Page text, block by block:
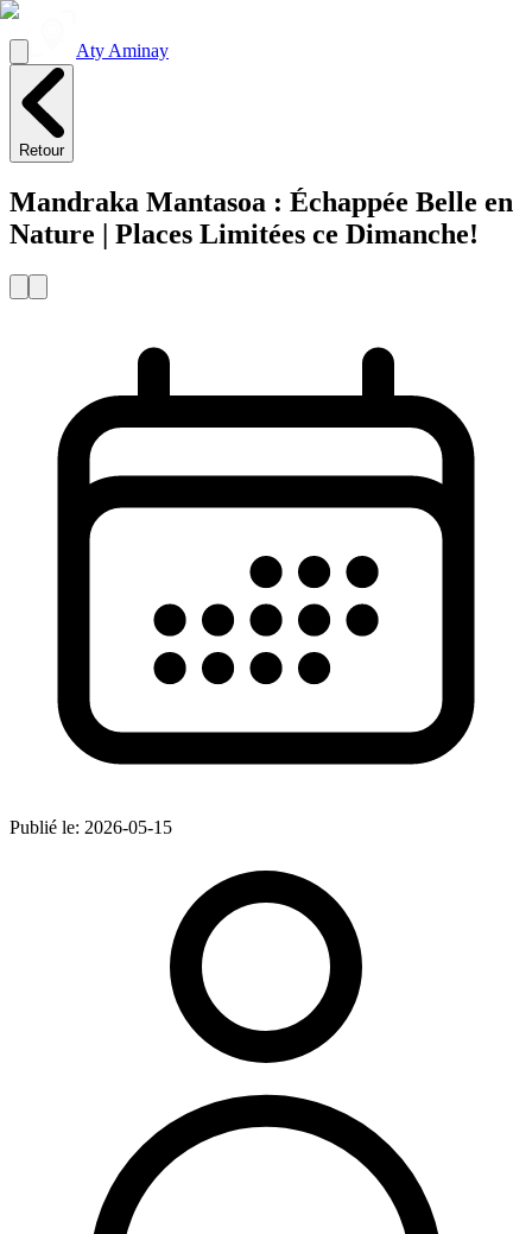
Aty Aminay
Retour
Mandraka Mantasoa : Échappée Belle en
Nature | Places Limitées ce Dimanche!
Publié le: 2026-05-15